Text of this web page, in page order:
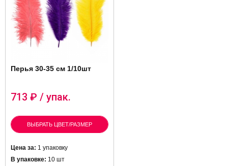
Перья 30-35 см 1/10шт
713 ₽ / упак.
ВЫБРАТЬ ЦВЕТ/РАЗМЕР
Цена за: 1 упаковку
В упаковке: 10 шт